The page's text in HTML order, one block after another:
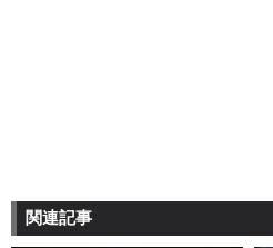
関連記事